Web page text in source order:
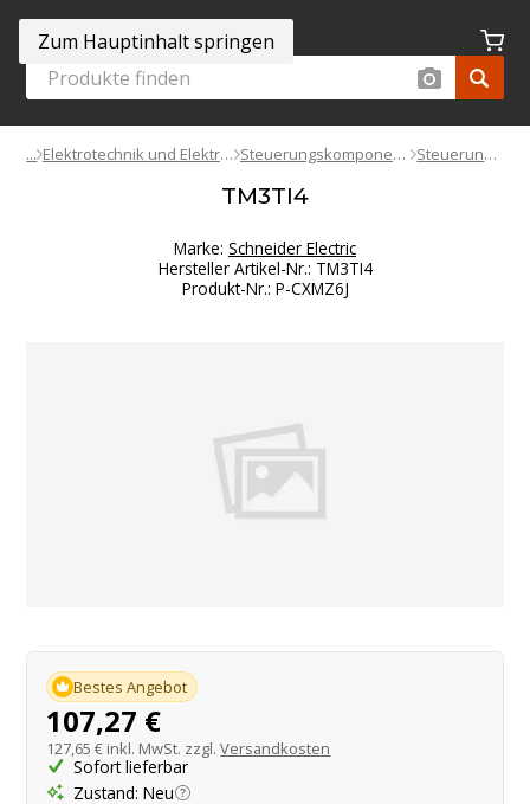
Zum Hauptinhalt springen
Elektrotechnik und Elektronik Steuerungskomponenten Steuerungen
TM3TI4
Marke: Schneider Electric
Hersteller Artikel-Nr.: TM3TI4
Produkt-Nr.: P-CXMZ6J
Produktangebot
Bestes Angebot
107,27 €
127,65 € inkl. MwSt. zzgl.Versandkosten
Sofort lieferbar
Zustand: Neu